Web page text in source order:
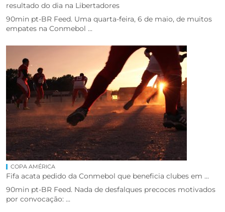
resultado do dia na Libertadores
90min pt-BR Feed. Uma quarta-feira, 6 de maio, de muitos
empates na Conmebol ...
COPA AMÉRICA
Fifa acata pedido da Conmebol que beneficia clubes em ...
90min pt-BR Feed. Nada de desfalques precoces motivados
por convocação: ...